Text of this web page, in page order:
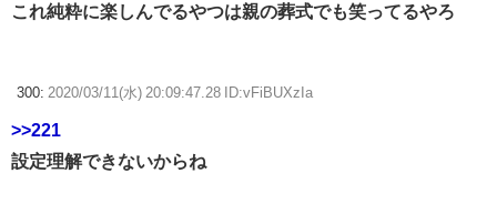
これ純粋に楽しんでるやつは親の葬式でも笑ってるやろ
300: 2020/03/11(水) 20:09:47.28 ID:vFiBUXzIa
>>221
設定理解できないからね